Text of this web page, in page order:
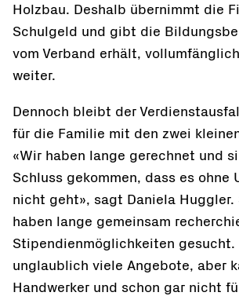
Holzbau. Deshalb übernimmt die
Schulgeld und gibt die
vom Verband erhält,
weiter.
Dennoch bleibt der
für die Familie mit den zwei
«Wir haben lange gerechnet und
Schluss gekommen, dass es ohne
nicht geht», sagt Daniela Huggler.
haben lange gemeinsam
Stipendienmöglichkeiten gesucht.
unglaublich viele Angebote, aber
Handwerker und schon gar nicht